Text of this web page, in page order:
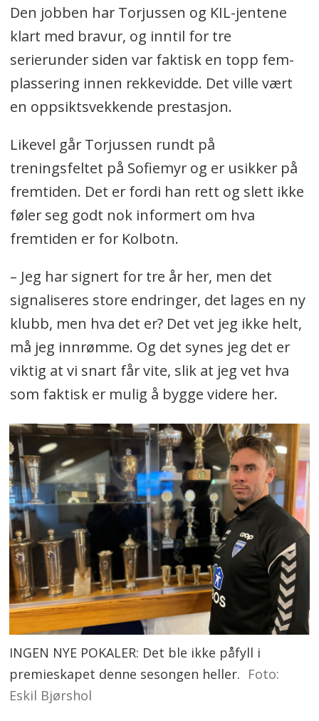
Den jobben har Torjussen og KIL-jentene
klart med bravur, og inntil for tre
serierunder siden var faktisk en topp fem-
plassering innen rekkevidde. Det ville vært
en oppsiktsvekkende prestasjon.
Likevel går Torjussen rundt på
treningsfeltet på Sofiemyr og er usikker på
fremtiden. Det er fordi han rett og slett ikke
føler seg godt nok informert om hva
fremtiden er for Kolbotn.
– Jeg har signert for tre år her, men det
signaliseres store endringer, det lages en ny
klubb, men hva det er? Det vet jeg ikke helt,
må jeg innrømme. Og det synes jeg det er
viktig at vi snart får vite, slik at jeg vet hva
som faktisk er mulig å bygge videre her.
INGEN NYE POKALER: Det ble ikke påfyll i
premieskapet denne sesongen heller. Foto:
Eskil Bjørshol